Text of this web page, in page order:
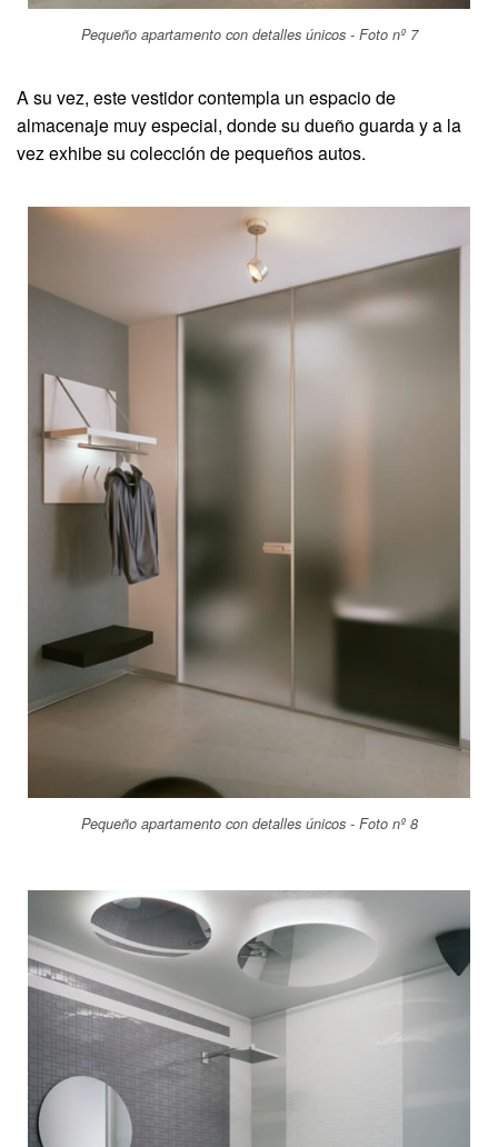
Pequeño apartamento con detalles únicos - Foto nº 7
A su vez, este vestidor contempla un espacio de
almacenaje muy especial, donde su dueño guarda y a la
vez exhibe su colección de pequeños autos.
Pequeño apartamento con detalles únicos - Foto nº 8